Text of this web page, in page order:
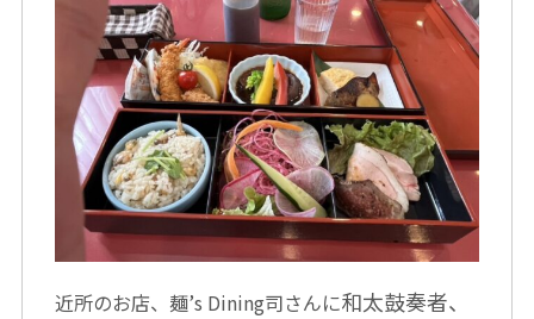
近所のお店、麺’s Dining司さんに和太鼓奏者、